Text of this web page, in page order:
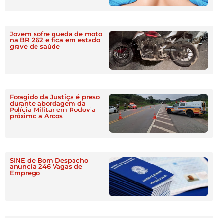
Jovem sofre queda de moto
na BR 262 e fica em estado
grave de saúde
Foragido da Justiça é preso
durante abordagem da
Polícia Militar em Rodovia
próximo a Arcos
SINE de Bom Despacho
anuncia 246 Vagas de
Emprego